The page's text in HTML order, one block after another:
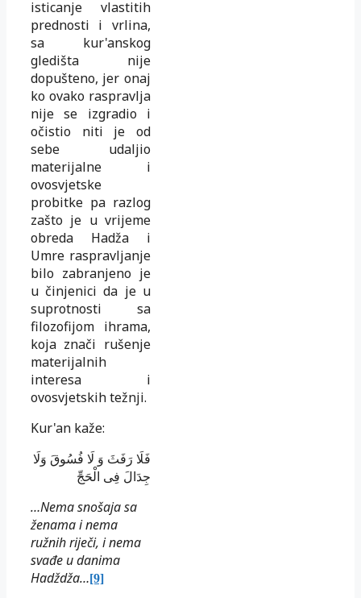
isticanje vlastitih
prednosti i vrlina,
sa kur'anskog
gledišta nije
dopušteno, jer onaj
ko ovako raspravlja
nije se izgradio i
očistio niti je od
sebe udaljio
materijalne i
ovosvjetske
probitke pa razlog
zašto je u vrijeme
obreda Hadža i
Umre raspravljanje
bilo zabranjeno je
u činjenici da je u
suprotnosti sa
filozofijom ihrama,
koja znači rušenje
materijalnih
interesa i
ovosvjetskih težnji.
Kur'an kaže:
فَلَا رَفَثَ وَ لَا فُسُوقَ وَلَا
جِدَالَ فِى الْحَجِّ
…Nema snošaja sa
ženama i nema
ružnih riječi, i nema
svađe u danima
Hadždža…[9]